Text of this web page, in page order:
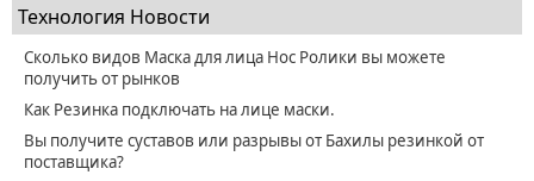
Технология Новости
Сколько видов Маска для лица Нос Ролики вы можете
получить от рынков
Как Резинка подключать на лице маски.
Вы получите суставов или разрывы от Бахилы резинкой от
поставщика?